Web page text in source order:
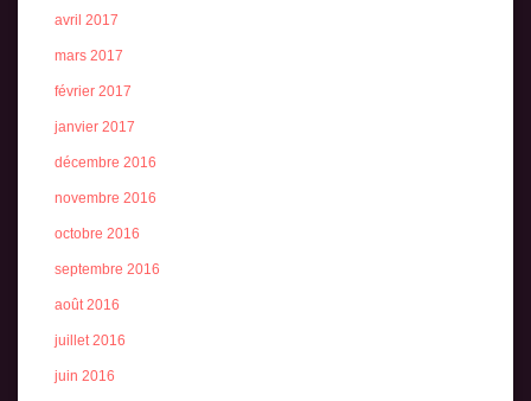
avril 2017
mars 2017
février 2017
janvier 2017
décembre 2016
novembre 2016
octobre 2016
septembre 2016
août 2016
juillet 2016
juin 2016